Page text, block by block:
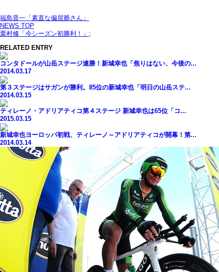
福島晋一「素直な偏屈爺さん」
NEWS TOP
栗村修「今シーズン初勝利！」 ;
RELATED ENTRY
コンタドールが山岳ステージ連勝！新城幸也「焦りはない、今後の...
2014.03.17
第３ステージはサガンが勝利。85位の新城幸也「明日の山岳ステ...
2014.03.15
ティレーノ・アドリアティコ第４ステージ 新城幸也は65位「コ...
2015.03.15
新城幸也ヨーロッパ初戦、ティレーノ～アドリアティコが開幕！第...
2014.03.14